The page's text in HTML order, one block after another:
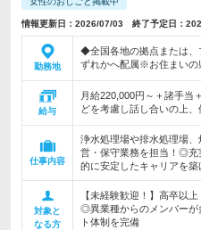
情報更新日：2026/07/03 終了予定日：
勤務地
◆全国各地の拠点または、
ずれかへ配属※お住まいの
給与
月給220,000円～＋諸手当
どを考慮し話し合いの上
仕事内容
浄水処理場や排水処理場
営・保守業務を担当！◎
的に安定したキャリアを築
対象と
なる方
【未経験歓迎！】高卒以
◎異業種からのメンバー
ト体制を完備